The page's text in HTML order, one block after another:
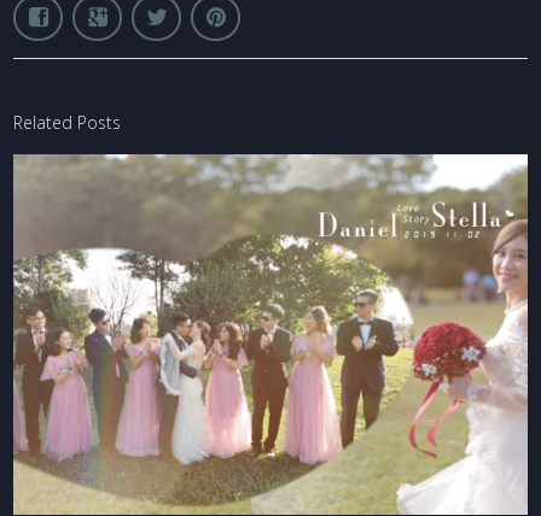
Related Posts